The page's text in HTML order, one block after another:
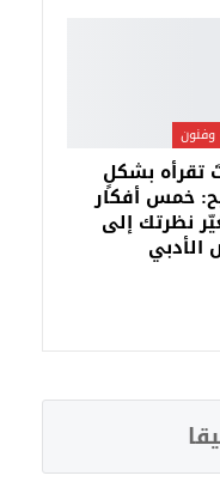
وفنون
تقرأه بشكلٍ
خمس أفكار
نظرتك إلى
الأدبي